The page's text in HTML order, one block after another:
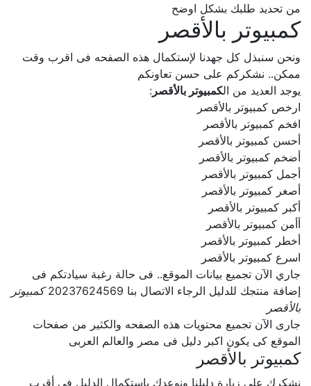
من تحديد طلبك بشكل اوضح
كمبيوتر بالأقصر
ونحن سنبذل كل جهدنا لإستكمال هذه الصفحه فى اقرب وقت
ممكن.. نشكركم على حسن تعاونكم
يوجد العديد من ال كمبيوتر بالأقصر:
ارخص كمبيوتر بالأقصر
افخم كمبيوتر بالأقصر
أحسن كمبيوتر بالأقصر
أضخم كمبيوتر بالأقصر
أجمل كمبيوتر بالأقصر
أصغر كمبيوتر بالأقصر
أكبر كمبيوتر بالأقصر
أأمن كمبيوتر بالأقصر
أخطر كمبيوتر بالأقصر
اسرع كمبيوتر بالأقصر
جاري الآن تجميع بيانات الموقع.. فى حالة رغبة سيادتكم فى
إضافة منتجك للدليل الرجاء الاتصال بنا 20237624569
كمبيوتر
بالأقصر
جارى الآن تجميع محتويات هذه الصفحه والكثير من صفحات
الموقع كى يكون اكبر دليل فى مصر والعالم العربى
كمبيوتر بالأقصر
نشكرك على زيارة دليلنا ونوعدك بإستكمال الدليل فى أقرب